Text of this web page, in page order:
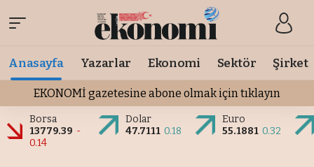
Anasayfa Yazarlar Ekonomi Sektör Şirket
EKONOMİ gazetesine abone olmak için tıklayın
Borsa
13779.39 -
0.14
Dolar
47.7111 0.18
Euro
55.1881 0.32